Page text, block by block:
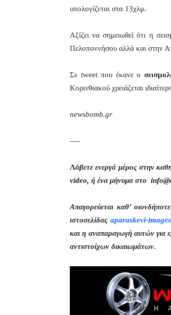
υπολογίζεται στα 13χλμ.
Αξίζει να σημειωθεί ότι η
Πελοποννήσου αλλά και στην
Σε tweet που έκανε ο
Κορινθιακού χρειάζεται
newsbomb.gr
—-
Λάβετε ενεργά μέρος στην
video, ή ένα μήνυμα στο
Απαγορεύεται καθ’
ιστοσελίδας aparaskevi-
και η αναπαραγωγή αυτών για
αντιστοίχων δικαιωμάτων.